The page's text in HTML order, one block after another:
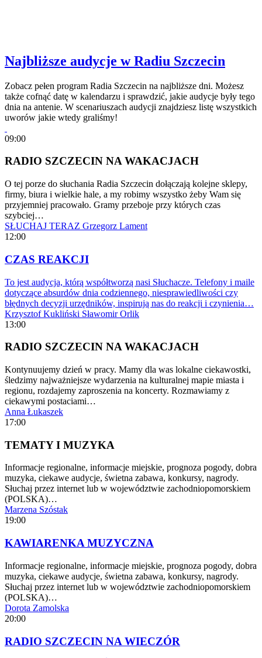
Najbliższe audycje w Radiu Szczecin
Zobacz pełen program Radia Szczecin na najbliższe dni. Możesz
także cofnąć datę w kalendarzu i sprawdzić, jakie audycje były tego
dnia na antenie. W scenariuszach audycji znajdziesz listę wszystkich
uworów jakie wtedy graliśmy!
09:00
RADIO SZCZECIN NA WAKACJACH
O tej porze do słuchania Radia Szczecin dołączają kolejne sklepy,
firmy, biura i wielkie hale, a my robimy wszystko żeby Wam się
przyjemniej pracowało. Gramy przeboje przy których czas
szybciej…
SŁUCHAJ TERAZ Grzegorz Lament
12:00
CZAS REAKCJI
To jest audycja, którą współtworzą nasi Słuchacze. Telefony i maile
dotyczące absurdów dnia codziennego, niesprawiedliwości czy
błędnych decyzji urzędników, inspirują nas do reakcji i czynienia…
Krzysztof Kukliński Sławomir Orlik
13:00
RADIO SZCZECIN NA WAKACJACH
Kontynuujemy dzień w pracy. Mamy dla was lokalne ciekawostki,
śledzimy najważniejsze wydarzenia na kulturalnej mapie miasta i
regionu, rozdajemy zaproszenia na koncerty. Rozmawiamy z
ciekawymi postaciami…
Anna Łukaszek
17:00
TEMATY I MUZYKA
Informacje regionalne, informacje miejskie, prognoza pogody, dobra
muzyka, ciekawe audycje, świetna zabawa, konkursy, nagrody.
Słuchaj przez internet lub w województwie zachodniopomorskiem
(POLSKA)…
Marzena Szóstak
19:00
KAWIARENKA MUZYCZNA
Informacje regionalne, informacje miejskie, prognoza pogody, dobra
muzyka, ciekawe audycje, świetna zabawa, konkursy, nagrody.
Słuchaj przez internet lub w województwie zachodniopomorskiem
(POLSKA)…
Dorota Zamolska
20:00
RADIO SZCZECIN NA WIECZÓR